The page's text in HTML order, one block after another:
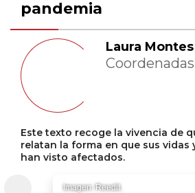
pandemia
Laura
Este texto recoge la vivencia de
relatan la forma en que sus vidas
han visto afectados.
Imagen: Reedit.